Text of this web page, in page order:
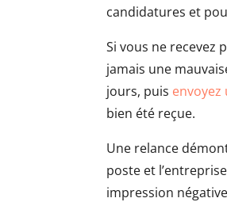
candidatures et
Si vous ne recevez
jamais une
jours, puis envoyez
bien été reçue.
Une relance
poste et
impression